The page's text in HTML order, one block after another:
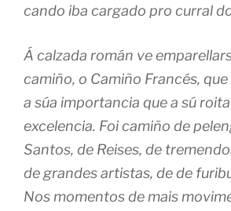
cando iba cargado pro curral
Á calzada román ve
camiño, o Camiño Francés,
a súa importancia que a sú
excelencia. Foi camiño de
Santos, de Reises, de
de grandes artistas, de de
Nos momentos de mais